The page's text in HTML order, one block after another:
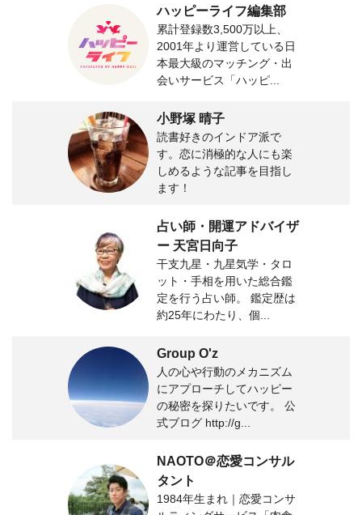
ハッピーライフ編集部
累計登録数3,500万以上、
2001年より運営している日
本最大級のマッチング・出
会いサービス「ハッピ...
小野塚 晴子
読書好きのインドア派で
す。恋に消極的な人にも楽
しめるような記事を目指し
ます！
占い師・開運アドバイザ
ー 天宮日向子
干支九星・九星気学・タロ
ット・手相を用いた総合鑑
定を行う占い師。 鑑定歴は
約25年にわたり、個...
Group O'z
人の心や行動のメカニズム
にアプローチしてハッピー
の秘密を探りたいです。 公
式ブログ http://g...
NAOTO＠恋愛コンサル
タント
1984年生まれ｜恋愛コンサ